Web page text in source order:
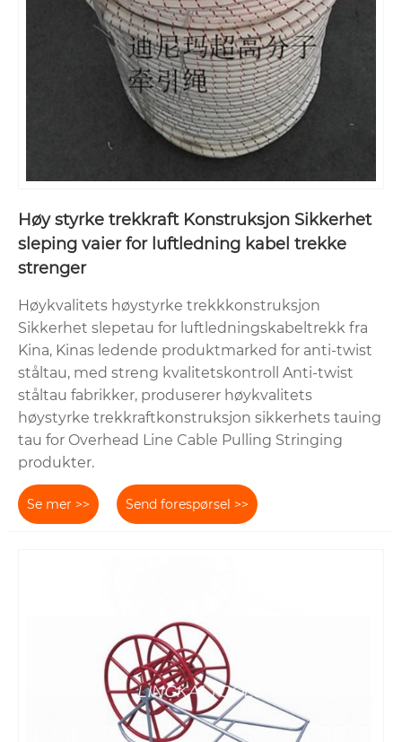
Høy styrke trekkraft Konstruksjon Sikkerhet
sleping vaier for luftledning kabel trekke
strenger
Høykvalitets høystyrke trekkkonstruksjon
Sikkerhet slepetau for luftledningskabeltrekk fra
Kina, Kinas ledende produktmarked for anti-twist
ståltau, med streng kvalitetskontroll Anti-twist
ståltau fabrikker, produserer høykvalitets
høystyrke trekkraftkonstruksjon sikkerhets tauing
tau for Overhead Line Cable Pulling Stringing
produkter.
Se mer >> Send forespørsel >>